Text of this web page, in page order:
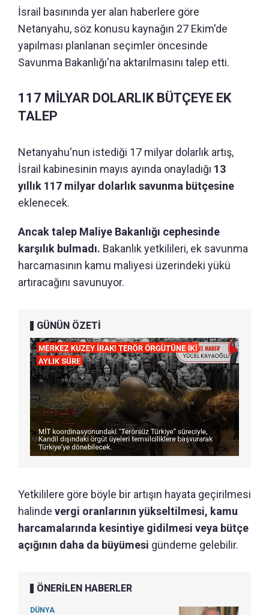
İsrail basınında yer alan haberlere göre
Netanyahu, söz konusu kaynağın 27 Ekim'de
yapılması planlanan seçimler öncesinde
Savunma Bakanlığı'na aktarılmasını talep etti.
117 MİLYAR DOLARLIK BÜTÇEYE EK
TALEP
Netanyahu'nun istediği 17 milyar dolarlık artış,
İsrail kabinesinin mayıs ayında onayladığı 13
yıllık 117 milyar dolarlık savunma bütçesine
eklenecek.
Ancak talep Maliye Bakanlığı cephesinde
karşılık bulmadı. Bakanlık yetkilileri, ek savunma
harcamasının kamu maliyesi üzerindeki yükü
artıracağını savunuyor.
GÜNÜN ÖZETİ
Yetkililere göre böyle bir artışın hayata geçirilmesi
halinde vergi oranlarının yükseltilmesi, kamu
harcamalarında kesintiye gidilmesi veya bütçe
açığının daha da büyümesi gündeme gelebilir.
ÖNERİLEN HABERLER
DÜNYA